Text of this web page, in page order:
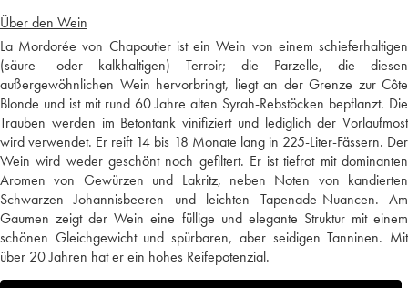
Über den Wein
La Mordorée von Chapoutier ist ein Wein von einem schieferhaltigen
(säure- oder kalkhaltigen) Terroir; die Parzelle, die diesen
außergewöhnlichen Wein hervorbringt, liegt an der Grenze zur Côte
Blonde und ist mit rund 60 Jahre alten Syrah-Rebstöcken bepflanzt. Die
Trauben werden im Betontank vinifiziert und lediglich der Vorlaufmost
wird verwendet. Er reift 14 bis 18 Monate lang in 225-Liter-Fässern. Der
Wein wird weder geschönt noch gefiltert. Er ist tiefrot mit dominanten
Aromen von Gewürzen und Lakritz, neben Noten von kandierten
Schwarzen Johannisbeeren und leichten Tapenade-Nuancen. Am
Gaumen zeigt der Wein eine füllige und elegante Struktur mit einem
schönen Gleichgewicht und spürbaren, aber seidigen Tanninen. Mit
über 20 Jahren hat er ein hohes Reifepotenzial.